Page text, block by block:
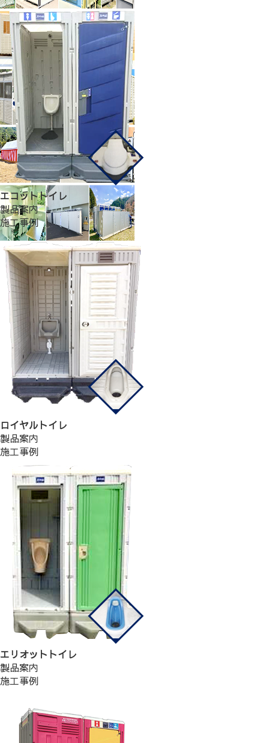
エコットトイレ
製品案内
施工事例
ロイヤルトイレ
製品案内
施工事例
エリオットトイレ
製品案内
施工事例